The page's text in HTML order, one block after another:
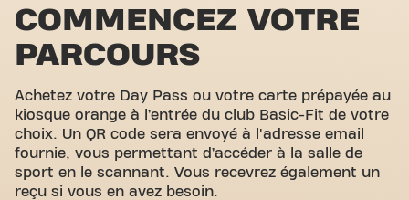
COMMENCEZ VOTRE
PARCOURS
Achetez votre Day Pass ou votre carte prépayée au
kiosque orange à l’entrée du club Basic-Fit de votre
choix. Un QR code sera envoyé à l'adresse email
fournie, vous permettant d’accéder à la salle de
sport en le scannant. Vous recevrez également un
reçu si vous en avez besoin.